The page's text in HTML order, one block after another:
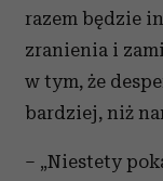
razem będzie
zranienia i
w tym, że
bardziej, niż
– „Niestety